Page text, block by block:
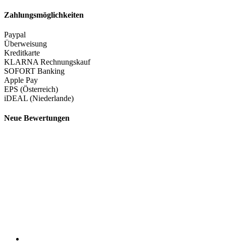
Zahlungsmöglichkeiten
Paypal
Überweisung
Kreditkarte
KLARNA Rechnungskauf
SOFORT Banking
Apple Pay
EPS (Österreich)
iDEAL (Niederlande)
Neue Bewertungen